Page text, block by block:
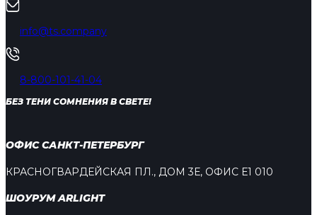
info@ts.company
8-800-101-41-04
БЕЗ ТЕНИ СОМНЕНИЯ В СВЕТЕ!
ОФИС САНКТ-ПЕТЕРБУРГ
КРАСНОГВАРДЕЙСКАЯ ПЛ., ДОМ 3Е, ОФИС Е1 010
ШОУРУМ ARLIGHT